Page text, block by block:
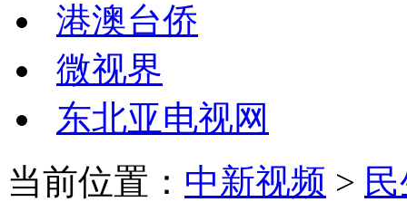
港澳台侨
微视界
东北亚电视网
当前位置： 中新视频 >